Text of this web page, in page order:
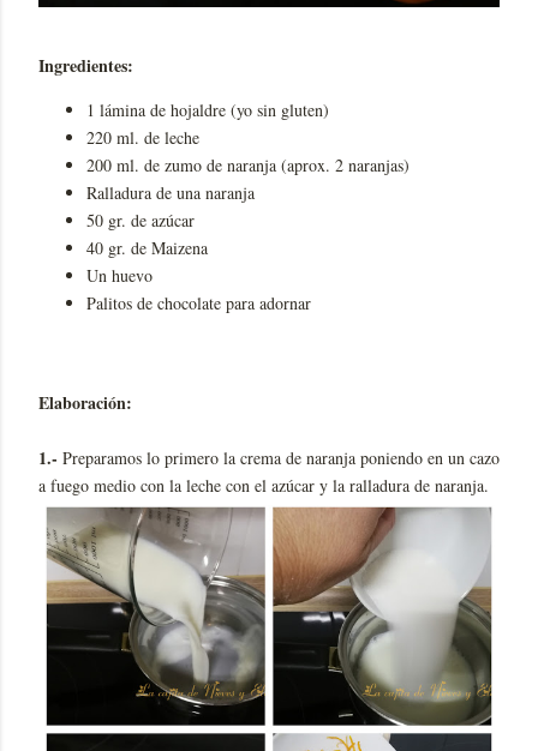
Ingredientes:
1 lámina de hojaldre (yo sin gluten)
220 ml. de leche
200 ml. de zumo de naranja (aprox. 2 naranjas)
Ralladura de una naranja
50 gr. de azúcar
40 gr. de Maizena
Un huevo
Palitos de chocolate para adornar
Elaboración:
1.- Preparamos lo primero la crema de naranja poniendo en un cazo
a fuego medio con la leche con el azúcar y la ralladura de naranja.